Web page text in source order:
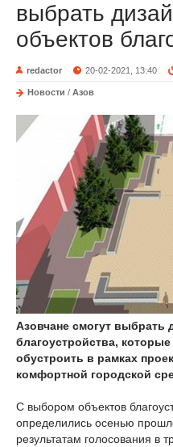
выбрать
объектов
redactor 20-02-2021, 13:40
Новости / Азов
Азовчане смогут выбрать
благоустройства,
обустроить в рамках
комфортной городской
С выбором объектов
определились осенью
результатам голосования в